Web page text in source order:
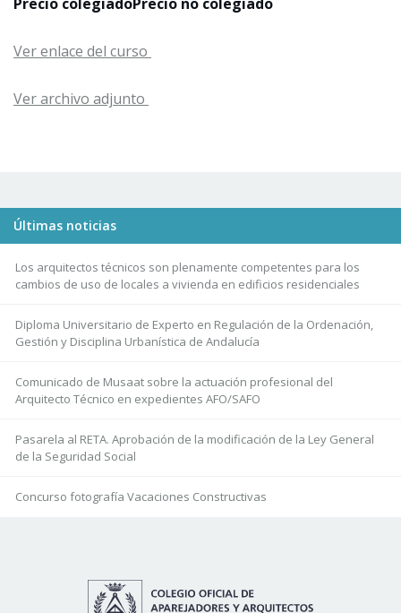
Ver enlace del curso
Ver archivo adjunto
Últimas noticias
Los arquitectos técnicos son plenamente competentes para los
cambios de uso de locales a vivienda en edificios residenciales
Diploma Universitario de Experto en Regulación de la Ordenación,
Gestión y Disciplina Urbanística de Andalucía
Comunicado de Musaat sobre la actuación profesional del
Arquitecto Técnico en expedientes AFO/SAFO
Pasarela al RETA. Aprobación de la modificación de la Ley General
de la Seguridad Social
Concurso fotografía Vacaciones Constructivas